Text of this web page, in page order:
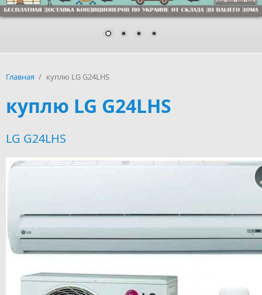
Главная / куплю LG G24LHS
куплю LG G24LHS
LG G24LHS